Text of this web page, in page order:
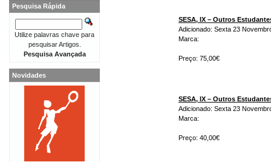
SESA, IX – Outros
Adicionado: Sexta 23
Marca:
Preço: 75,00€
SESA, IX – Outros
Adicionado: Sexta 23
Marca:
Preço: 40,00€
Pesquisa Rápida
Utilize palavras chave para
pesquisar Artigos.
Pesquisa Avançada
Novidades